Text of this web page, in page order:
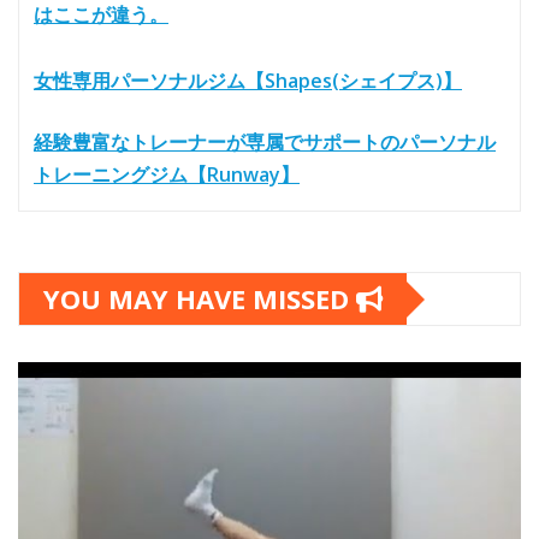
はここが違う。
女性専用パーソナルジム【Shapes(シェイプス)】
経験豊富なトレーナーが専属でサポートのパーソナル
トレーニングジム【Runway】
YOU MAY HAVE MISSED